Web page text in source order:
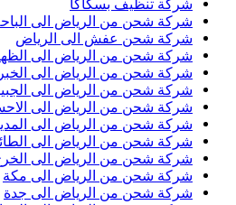
شركة تنظيف بسكاكا
شركة شحن من الرياض الى
شركة شحن عفش الى الرياض
شركة شحن من الرياض الى
شركة شحن من الرياض الى الخبر
شركة شحن من الرياض الى
شركة شحن من الرياض الى
شركة شحن من الرياض الى
شركة شحن من الرياض الى
شركة شحن من الرياض الى
شركة شحن من الرياض الى مكة
شركة شحن من الرياض الى جدة